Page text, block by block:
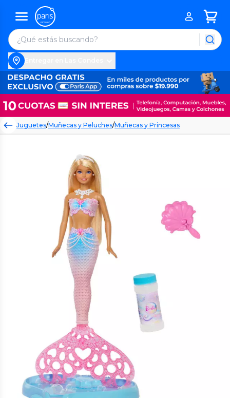
Juguetes/Muñecas y Peluches/Muñecas y Princesas